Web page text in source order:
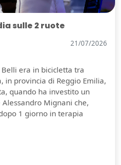
sulle 2 ruote
21/07/2026
era in bicicletta tra
in provincia di Reggio Emilia,
quando ha investito un
Mignani che,
1 giorno in terapia